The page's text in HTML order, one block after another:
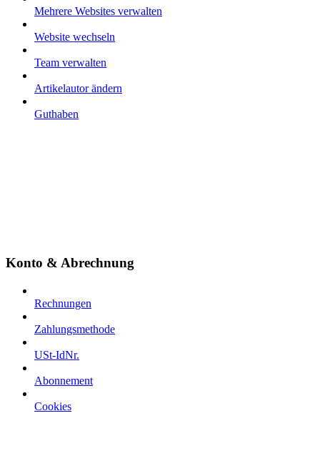
Mehrere Websites verwalten
Website wechseln
Team verwalten
Artikelautor ändern
Guthaben
Konto & Abrechnung
Rechnungen
Zahlungsmethode
USt-IdNr.
Abonnement
Cookies